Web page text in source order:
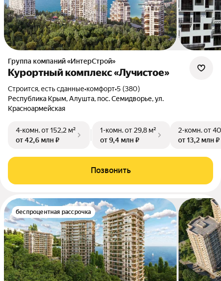
Группа компаний «ИнтерСтрой»
Курортный комплекс «Лучистое»
Строится, есть сданные•комфорт•5 (380)
Республика Крым, Алушта, пос. Семидворье, ул.
Красноармейская
4-комн.от 152,2 м²
от 42,6 млн ₽
1-комн.от 29,8 м²
от 9,4 млн ₽
2-комн.от
от 13,2 млн ₽
Позвонить
беспроцентная рассрочка